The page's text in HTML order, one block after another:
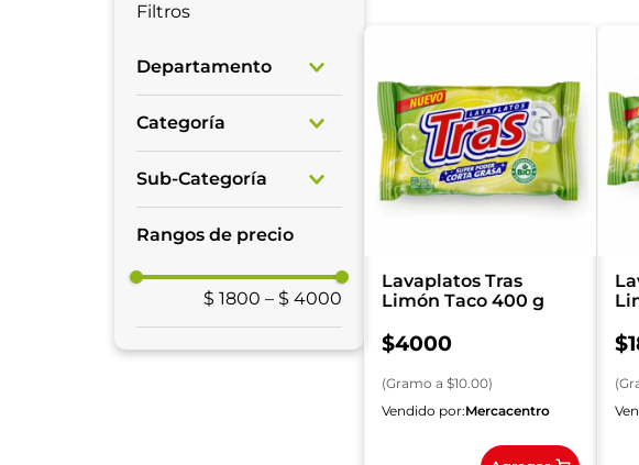
Filtros
Departamento
Mercado
Categoría
Limpieza de
Cocina
Sub-Categoría
Jabón Lavaplatos
Rangos de precio
$ 1800 – $ 4000
Lavaplatos Tras
Limón Taco 400 g
$4000
(Gramo a $10.00)
Vendido por:Mercacentro
$
(